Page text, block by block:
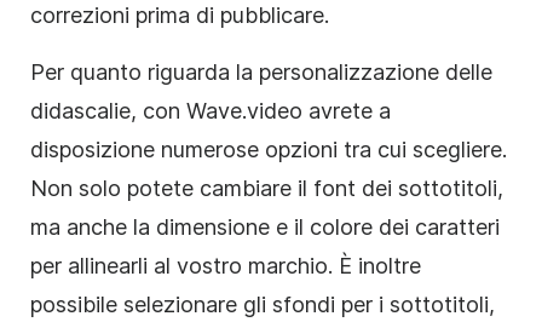
correzioni prima di pubblicare.
Per quanto riguarda la personalizzazione delle
didascalie, con Wave.video avrete a
disposizione numerose opzioni tra cui scegliere.
Non solo potete cambiare il font dei sottotitoli,
ma anche la dimensione e il colore dei caratteri
per allinearli al vostro marchio. È inoltre
possibile selezionare gli sfondi per i sottotitoli,